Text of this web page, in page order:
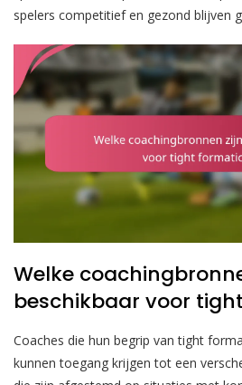
spelers competitief en gezond blijven
Welke
beschikbaar voor
Coaches die hun begrip van tight
kunnen toegang krijgen tot een